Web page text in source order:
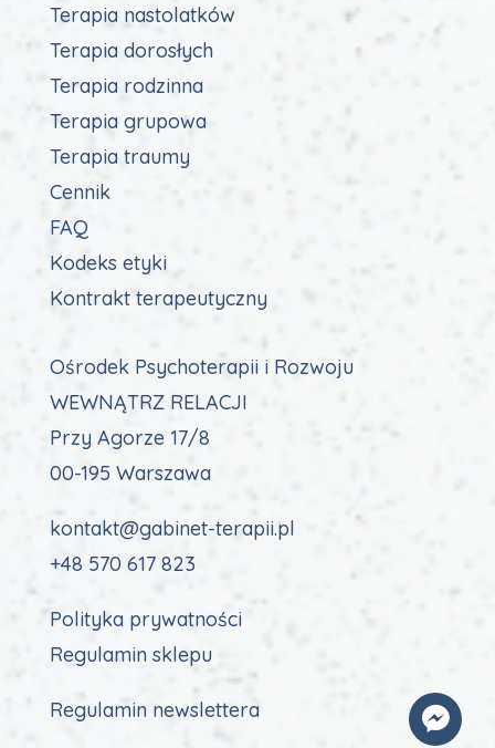
Terapia nastolatków
Terapia dorosłych
Terapia rodzinna
Terapia grupowa
Terapia traumy
Cennik
FAQ
Kodeks etyki
Kontrakt terapeutyczny
Ośrodek Psychoterapii i Rozwoju
WEWNĄTRZ RELACJI
Przy Agorze 17/8
00-195 Warszawa
kontakt@gabinet-terapii.pl
+48 570 617 823
Polityka prywatności
Regulamin sklepu
Regulamin newslettera